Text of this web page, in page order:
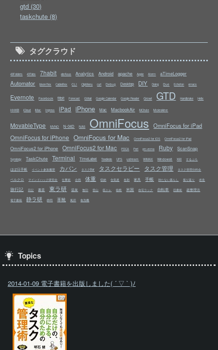
gtd (30)
taskchute (8)
タグクラウド
43Folders 43Tabs 7habit abrAsus Analytics Android apache Apple Aterm aTimeLogger
Automator bison/flex CableBox CLI ClipMenu curl Debug Desktop DIY Doing Due Echofon emacs
Evernote Facebook fitbit Forecast GMail Google Calendar Google Reader Growl GTD Handbrake Helix
HHKB iCloud iMac Ingress iPad iPhone Mac MacbookAir MChute Moleskine
MovableType MVNO N-04D NAS OmniFocus OmniFocus for iPad
OmniFocus for iPhone OmniFocus for Mac OmniFocus2 for iOS OmniFocus2 for iPad
OmniFocus2 for iPhone OmniFocus2 for Mac PDCA Perl prc-ecma Ruby ScanSnap
Synology TaskChute Terminal TimeLabel Toodledo UPS ustream WiMAX Windows8 X60 するぷろ
ほぼ日手帳 イベント参加履歴 カバン タスクBar タスクセラピー タスク管理 タスク管理分科会
ベルクロ マインドハック研究会 仕事術 企画 体重 収納 合気道 名刺 家具 手帳 持たない暮らし 振り返り 改造
旅行記 日記 書斎 東ラ研 温泉 無印 登山 筋トレ 箱根 米国 自宅ラック 自転車 読書術 超整理法
電子書籍 静ラ研 静岡 革靴 風邪 食洗機
Topics
2014-01-09 電子書籍を出版しました( ´ ▽ ` )ﾉ